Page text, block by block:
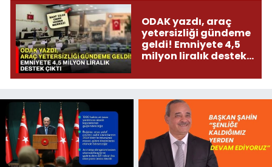
ODAK yazdı, araç
yetersizliği gündeme
geldi! Emniyete 4,5
milyon liralık destek